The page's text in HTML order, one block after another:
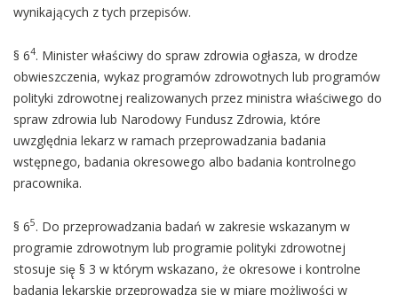
wynikających z tych przepisów.
§ 64. Minister właściwy do spraw zdrowia ogłasza, w drodze
obwieszczenia, wykaz programów zdrowotnych lub programów
polityki zdrowotnej realizowanych przez ministra właściwego do
spraw zdrowia lub Narodowy Fundusz Zdrowia, które
uwzględnia lekarz w ramach przeprowadzania badania
wstępnego, badania okresowego albo badania kontrolnego
pracownika.
§ 65. Do przeprowadzania badań w zakresie wskazanym w
programie zdrowotnym lub programie polityki zdrowotnej
stosuje się̨ § 3 w którym wskazano, że okresowe i kontrolne
badania lekarskie przeprowadza się w miarę możliwości w